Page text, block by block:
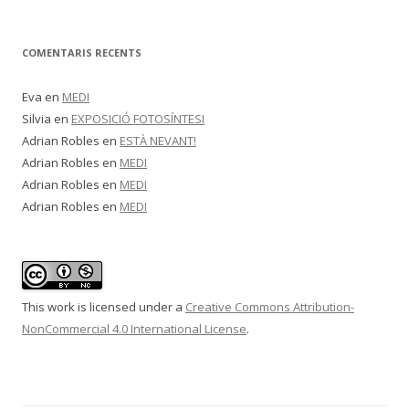
COMENTARIS RECENTS
Eva en MEDI
Silvia en EXPOSICIÓ FOTOSÍNTESI
Adrian Robles en ESTÀ NEVANT!
Adrian Robles en MEDI
Adrian Robles en MEDI
Adrian Robles en MEDI
This work is licensed under a Creative Commons Attribution-
NonCommercial 4.0 International License.